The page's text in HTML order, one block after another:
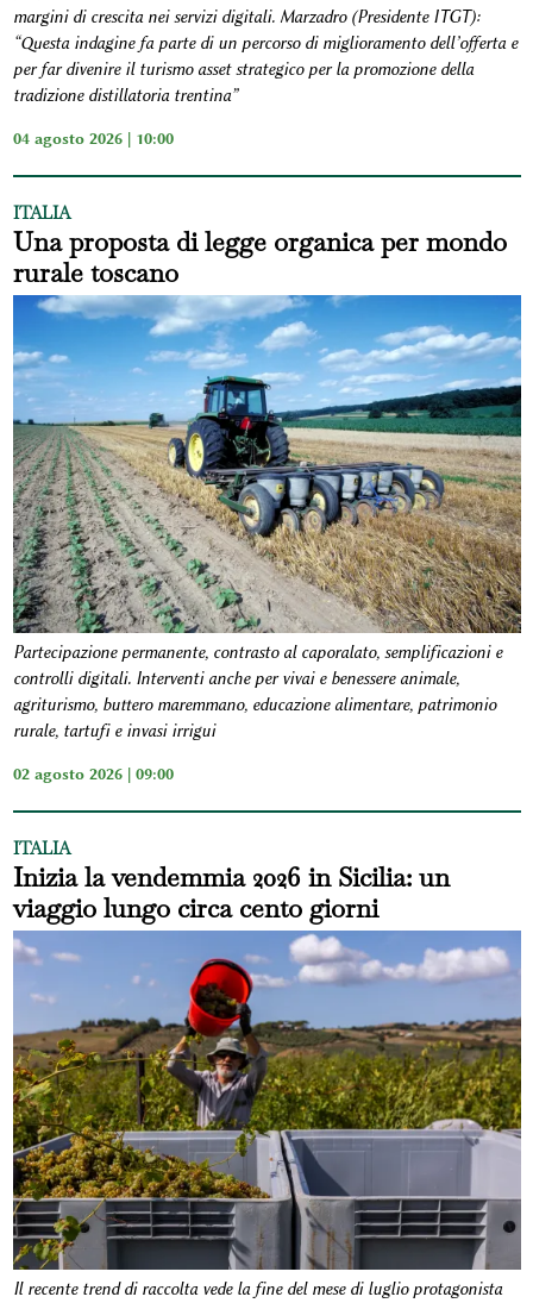
margini di crescita nei servizi digitali. Marzadro (Presidente ITGT):
“Questa indagine fa parte di un percorso di miglioramento dell’offerta e
per far divenire il turismo asset strategico per la promozione della
tradizione distillatoria trentina”
04 agosto 2026 | 10:00
ITALIA
Una proposta di legge organica per mondo
rurale toscano
Partecipazione permanente, contrasto al caporalato, semplificazioni e
controlli digitali. Interventi anche per vivai e benessere animale,
agriturismo, buttero maremmano, educazione alimentare, patrimonio
rurale, tartufi e invasi irrigui
02 agosto 2026 | 09:00
ITALIA
Inizia la vendemmia 2026 in Sicilia: un
viaggio lungo circa cento giorni
Il recente trend di raccolta vede la fine del mese di luglio protagonista